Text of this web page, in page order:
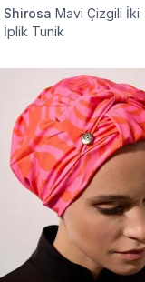
Shirosa Mavi Çizgili İki
İplik Tunik